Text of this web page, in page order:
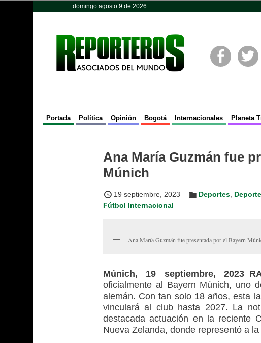
domingo agosto 9 de 2026
Portada Política Opinión Bogotá Internacionales Planeta
Ana María Guzmán fue
Múnich
19 septiembre, 2023 Deportes
Fútbol Internacional
Ana María Guzmán fue presentada por el Bayern
Múnich, 19 septiembre,
oficialmente al Bayern Múnich, uno
alemán. Con tan solo 18 años, esta
vinculará al club hasta 2027. La
destacada actuación en la reciente
Nueva Zelanda, donde representó a
Opinión Política